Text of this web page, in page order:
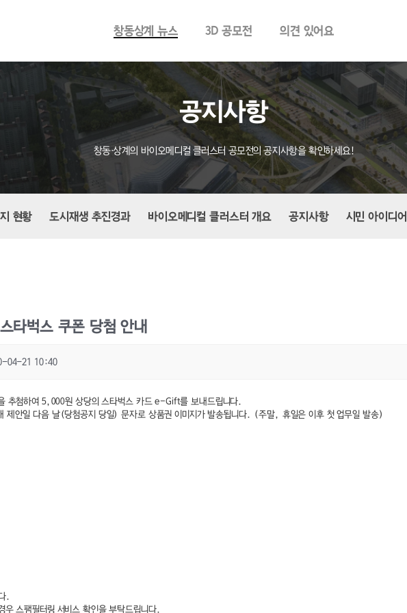
창동상계 뉴스 3D 공모전 의견 있어요
공지사항
창동·상계의 바이오메디컬 클러스터 공모전의 공지사항을 확인하세요!
현황 도시재생 추진경과 바이오메디컬 클러스터 개요 공지사항 시민 아이디
타벅스 쿠폰 당첨 안내
04-21 10:40
추첨하여 5,000원 상당의 스타벅스 카드 e-Gift를 보내드립니다.
제안일 다음 날(당첨공지 당일) 문자로 상품권 이미지가 발송됩니다. (주말, 휴일은 이후 첫 업무일 발송)
.
스팸필터링 서비스 확인을 부탁드립니다.